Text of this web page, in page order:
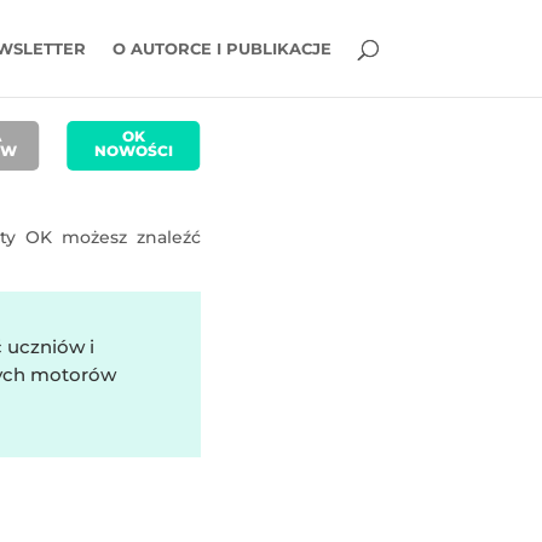
O AUTORCE I PUBLIKACJE
OK możesz znaleźć
uczniów i
motorów
OK
NOWOŚCI